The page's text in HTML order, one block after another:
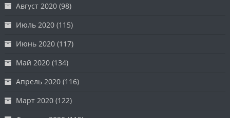
Август 2020 (98)
Июль 2020 (115)
Июнь 2020 (117)
Май 2020 (134)
Апрель 2020 (116)
Март 2020 (122)